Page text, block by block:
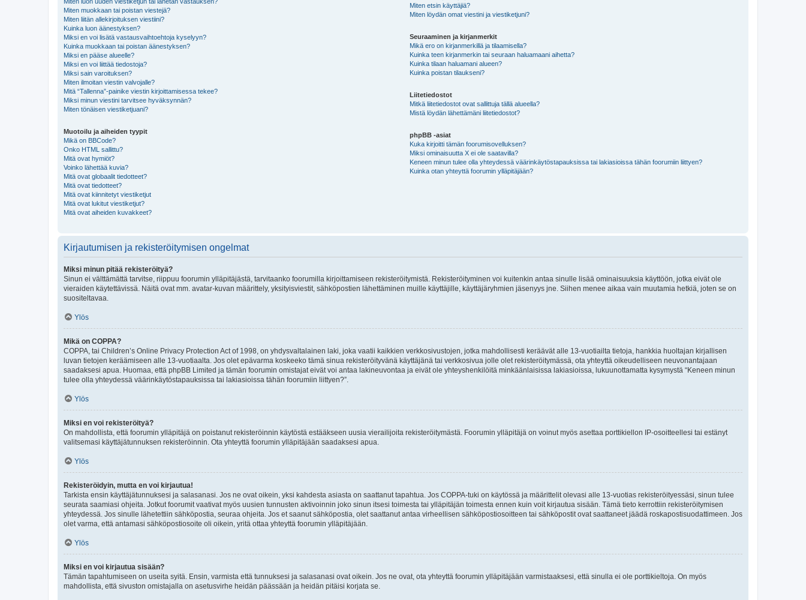
Miten muokkaan tai poistan viestejä?
Miten liitän allekirjoituksen viestiini?
Kuinka luon äänestyksen?
Miksi en voi lisätä vastausvaihtoehtoja kyselyyn?
Kuinka muokkaan tai poistan äänestyksen?
Miksi en pääse alueelle?
Miksi en voi liittää tiedostoja?
Miksi sain varoituksen?
Miten ilmoitan viestin valvojalle?
Mitä “Tallenna”-painike viestin kirjoittamisessa tekee?
Miksi minun viestini tarvitsee hyväksynnän?
Miten tönäisen viestiketjuani?
Muotoilu ja aiheiden tyypit
Mikä on BBCode?
Onko HTML sallittu?
Mitä ovat hymiöt?
Voinko lähettää kuvia?
Mitä ovat globaalit tiedotteet?
Mitä ovat tiedotteet?
Mitä ovat kiinnitetyt viestiketjut
Mitä ovat lukitut viestiketjut?
Mitä ovat aiheiden kuvakkeet?
Miten etsin käyttäjiä?
Miten löydän omat viestini ja viestiketjuni?
Seuraaminen ja kirjanmerkit
Mikä ero on kirjanmerkillä ja tilaamisella?
Kuinka teen kirjanmerkin tai seuraan haluamaani aihetta?
Kuinka tilaan haluamani alueen?
Kuinka poistan tilaukseni?
Liitetiedostot
Mitkä liitetiedostot ovat sallittuja tällä alueella?
Mistä löydän lähettämäni liitetiedostot?
phpBB -asiat
Kuka kirjoitti tämän foorumisovelluksen?
Miksi ominaisuutta X ei ole saatavilla?
Keneen minun tulee olla yhteydessä väärinkäytöstapauksissa tai lakiasioissa tähän foorumiin liittyen?
Kuinka otan yhteyttä foorumin ylläpitäjään?
Kirjautumisen ja rekisteröitymisen ongelmat
Miksi minun pitää rekisteröityä?
Sinun ei välttämättä tarvitse, riippuu foorumin ylläpitäjästä, tarvitaanko foorumilla kirjoittamiseen rekisteröitymistä. Rekisteröityminen voi kuitenkin antaa sinulle lisää ominaisuuksia käyttöön, jotka eivät ole
vieraiden käytettävissä. Näitä ovat mm. avatar-kuvan määrittely, yksityisviestit, sähköpostien lähettäminen muille käyttäjille, käyttäjäryhmien jäsenyys jne. Siihen menee aikaa vain muutamia hetkiä, joten se on
suositeltavaa.
Ylös
Mikä on COPPA?
COPPA, tai Children’s Online Privacy Protection Act of 1998, on yhdysvaltalainen laki, joka vaatii kaikkien verkkosivustojen, jotka mahdollisesti keräävät alle 13-vuotiailta tietoja, hankkia huoltajan kirjallisen
luvan tietojen keräämiseen alle 13-vuotiaalta. Jos olet epävarma koskeeko tämä sinua rekisteröityvänä käyttäjänä tai verkkosivua jolle olet rekisteröitymässä, ota yhteyttä oikeudelliseen neuvonantajaan
saadaksesi apua. Huomaa, että phpBB Limited ja tämän foorumin omistajat eivät voi antaa lakineuvontaa ja eivät ole yhteyshenkilöitä minkäänlaisissa lakiasioissa, lukuunottamatta kysymystä “Keneen minun
tulee olla yhteydessä väärinkäytöstapauksissa tai lakiasioissa tähän foorumiin liittyen?”.
Ylös
Miksi en voi rekisteröityä?
On mahdollista, että foorumin ylläpitäjä on poistanut rekisteröinnin käytöstä estääkseen uusia vierailijoita rekisteröitymästä. Foorumin ylläpitäjä on voinut myös asettaa porttikiellon IP-osoitteellesi tai estänyt
valitsemasi käyttäjätunnuksen rekisteröinnin. Ota yhteyttä foorumin ylläpitäjään saadaksesi apua.
Ylös
Rekisteröidyin, mutta en voi kirjautua!
Tarkista ensin käyttäjätunnuksesi ja salasanasi. Jos ne ovat oikein, yksi kahdesta asiasta on saattanut tapahtua. Jos COPPA-tuki on käytössä ja määrittelit olevasi alle 13-vuotias rekisteröityessäsi, sinun tulee
seurata saamiasi ohjeita. Jotkut foorumit vaativat myös uusien tunnusten aktivoinnin joko sinun itsesi toimesta tai ylläpitäjän toimesta ennen kuin voit kirjautua sisään. Tämä tieto kerrottiin rekisteröitymisen
yhteydessä. Jos sinulle lähetettiin sähköpostia, seuraa ohjeita. Jos et saanut sähköpostia, olet saattanut antaa virheellisen sähköpostiosoitteen tai sähköpostit ovat saattaneet jäädä roskapostisuodattimeen. Jos
olet varma, että antamasi sähköpostiosoite oli oikein, yritä ottaa yhteyttä foorumin ylläpitäjään.
Ylös
Miksi en voi kirjautua sisään?
Tämän tapahtumiseen on useita syitä. Ensin, varmista että tunnuksesi ja salasanasi ovat oikein. Jos ne ovat, ota yhteyttä foorumin ylläpitäjään varmistaaksesi, että sinulla ei ole porttikieltoja. On myös
mahdollista, että sivuston omistajalla on asetusvirhe heidän päässään ja heidän pitäisi korjata se.